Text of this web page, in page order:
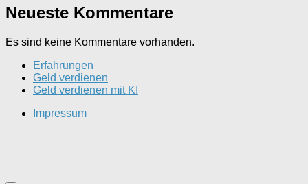
Neueste Kommentare
Es sind keine Kommentare vorhanden.
Erfahrungen
Geld verdienen
Geld verdienen mit KI
Impressum